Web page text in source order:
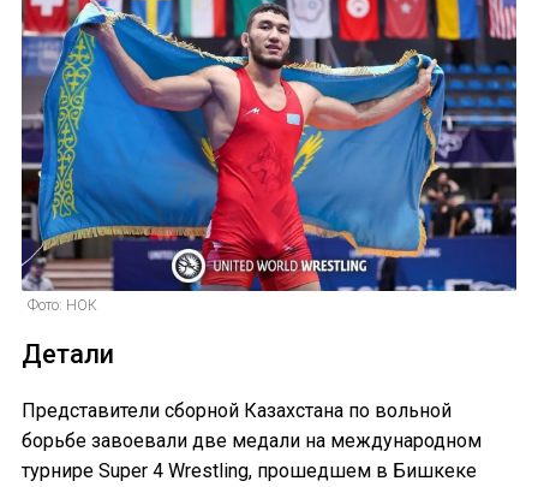
Фото: НОК
Детали
Представители сборной Казахстана по вольной
борьбе завоевали две медали на международном
турнире Super 4 Wrestling, прошедшем в Бишкеке